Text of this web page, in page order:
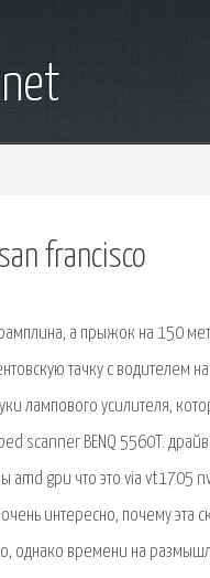
francisco
а прыжок на 150
тачку с водителем
лампового усилителя,
scanner BENQ 5560T.
gpu что это via vt1705
интересно, почему эта
однако времени на